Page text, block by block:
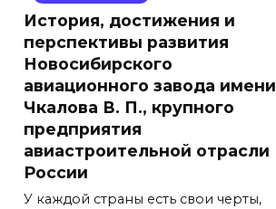
История, достижения и
перспективы развития
Новосибирского
авиационного завода имени
Чкалова В. П., крупного
предприятия
авиастроительной отрасли
России
У каждой страны есть свои черты,